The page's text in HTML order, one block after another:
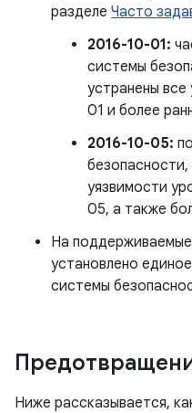
разделе Часто
2016-10-01:
системы
устранены
01 и более
2016-10-05:
уязвимости
05, а также
На
установлено
системы
Ниже рассказывается,